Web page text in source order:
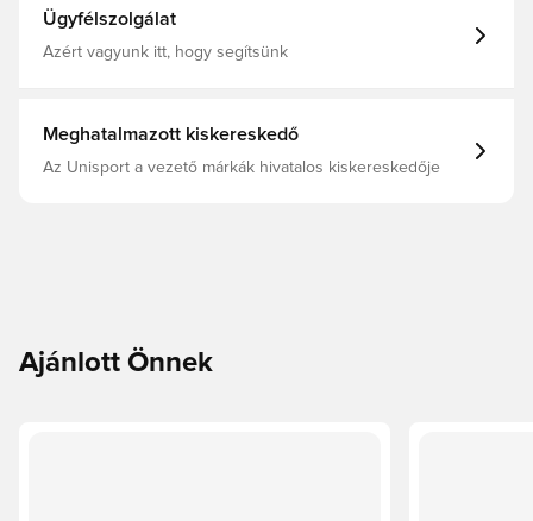
Ügyfélszolgálat
Azért vagyunk itt, hogy segítsünk
Meghatalmazott kiskereskedő
Az Unisport a vezető márkák hivatalos kiskereskedője
Ajánlott Önnek